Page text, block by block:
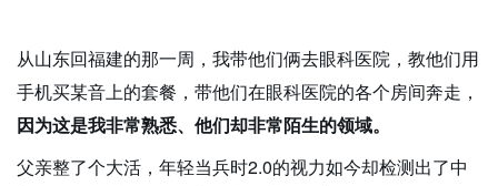
从山东回福建的那一周，我带他们俩去眼科医院，教他们用
手机买某音上的套餐，带他们在眼科医院的各个房间奔走，
因为这是我非常熟悉、他们却非常陌生的领域。
父亲整了个大活，年轻当兵时2.0的视力如今却检测出了中